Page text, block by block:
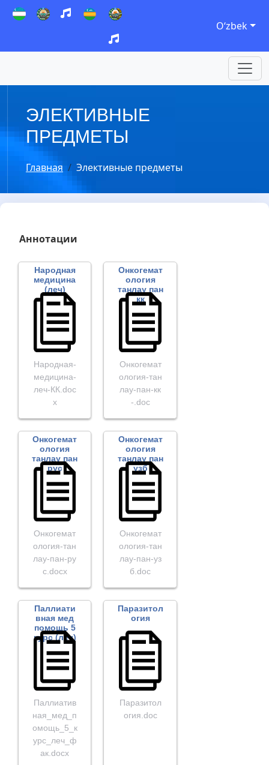
Oʻzbek
ЭЛЕКТИВНЫЕ
ПРЕДМЕТЫ
Главная Элективные предметы
Аннотации
Народная
медицина
(леч)
Народная-
медицина-
леч-КК.doc
x
Онкогемат
ология
танлау пан
кк
Онкогемат
ология-тан
лау-пан-кк
-.doc
Онкогемат
ология
танлау пан
рус
Онкогемат
ология-тан
лау-пан-ру
с.docx
Онкогемат
ология
танлау пан
узб
Онкогемат
ология-тан
лау-пан-уз
б.doc
Паллиати
вная мед
помощь 5
курс (леч)
Паллиатив
ная_мед_п
омощь_5_к
урс_леч_ф
ак.docx
Паразитол
огия
Паразитол
огия.doc